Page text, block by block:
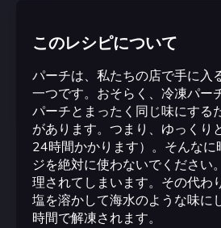
このレシピについて
パーチは、私たちの店で手に入
一つです。おそらく、冷凍パー
パーチとまったく同じ味にする
があります。つまり、ゆっくり
24時間かかります）。そんな
ジを絶対に使わないでください
理されてしまいます。その代わ
塩を溶かして海水のような味に
時間で解凍されます。